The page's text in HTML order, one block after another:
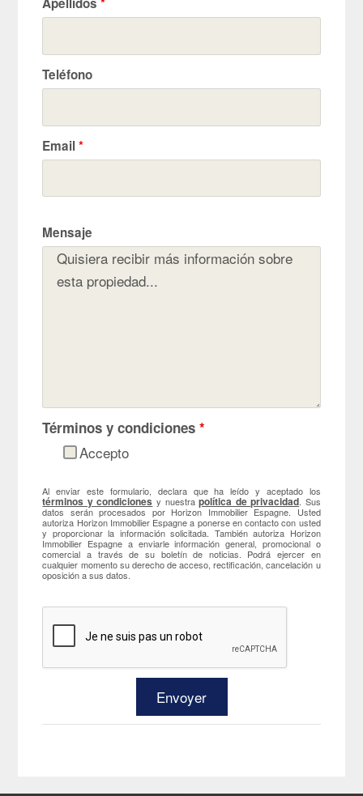
Teléfono
Email*
Mensaje
Términos y condiciones*
Accepto
Al enviar este formulario, declara que ha leído y aceptado los
términos y condiciones y nuestrapolítica de privacidad. Sus
datos serán procesados por Horizon Immobilier Espagne. Usted
autoriza Horizon Immobilier Espagne a ponerse en contacto con usted
y proporcionar la información solicitada. También autoriza Horizon
Immobilier Espagne a enviarle información general, promocional o
comercial a través de su boletín de noticias. Podrá ejercer en
cualquier momento su derecho de acceso, rectificación, cancelación u
oposición a sus datos.